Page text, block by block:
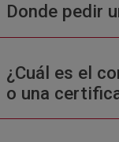
Donde pedir
¿Cuál es el
o una